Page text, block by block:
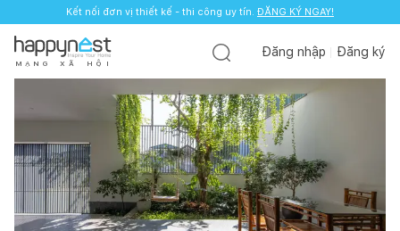
Kết nối đơn vị thiết kế - thi công uy tín. ĐĂNG KÝ NGAY!
M Ạ N G X Ã H Ộ I
Đăng nhập Đăng ký